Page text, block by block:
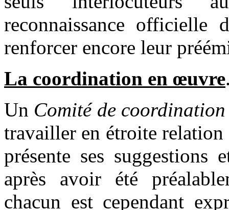
reconnaissance officielle
renforcer encore leur
La coordination en œuvre
Un Comité de coordination
travailler en étroite
présente ses
après avoir été
chacun est cependant